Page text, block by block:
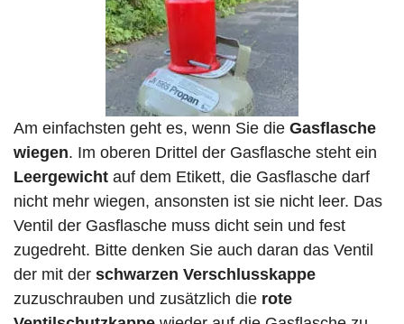
Am einfachsten geht es, wenn Sie die Gasflasche
wiegen. Im oberen Drittel der Gasflasche steht ein
Leergewicht auf dem Etikett, die Gasflasche darf
nicht mehr wiegen, ansonsten ist sie nicht leer. Das
Ventil der Gasflasche muss dicht sein und fest
zugedreht. Bitte denken Sie auch daran das Ventil
der mit der schwarzen Verschlusskappe
zuzuschrauben und zusätzlich die rote